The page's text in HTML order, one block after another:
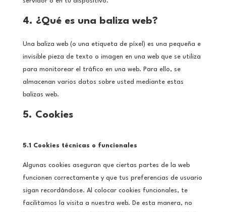
4. ¿Qué es una baliza web?
Una baliza web (o una etiqueta de píxel) es una pequeña e
invisible pieza de texto o imagen en una web que se utiliza
para monitorear el tráfico en una web. Para ello, se
almacenan varios datos sobre usted mediante estas
balizas web.
5. Cookies
5.1 Cookies técnicas o funcionales
Algunas cookies aseguran que ciertas partes de la web
funcionen correctamente y que tus preferencias de usuario
sigan recordándose. Al colocar cookies funcionales, te
facilitamos la visita a nuestra web. De esta manera, no